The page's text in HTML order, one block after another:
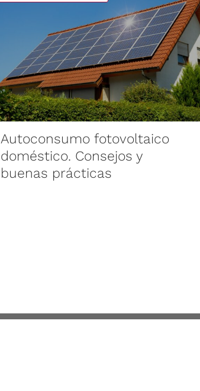
Autoconsumo fotovoltaico
doméstico. Consejos y
buenas prácticas